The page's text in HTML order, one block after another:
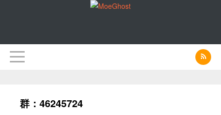
群：46245724